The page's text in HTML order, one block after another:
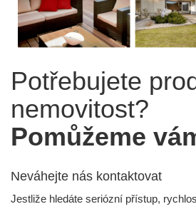
Potřebujete
nemovitost?
Pomůžeme
Neváhejte nás kontaktovat
Jestliže hledáte seriózní přístup,